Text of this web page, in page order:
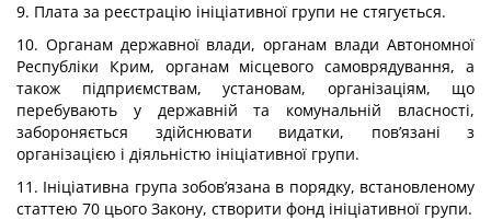
9. Плата за реєстрацію ініціативної групи не стягується.
10. Органам державної влади, органам влади Автономної
Республіки Крим, органам місцевого самоврядування, а
також підприємствам, установам, організаціям, що
перебувають у державній та комунальній власності,
забороняється здійснювати видатки, пов’язані з
організацією і діяльністю ініціативної групи.
11. Ініціативна група зобов’язана в порядку, встановленому
статтею 70 цього Закону, створити фонд ініціативної групи.